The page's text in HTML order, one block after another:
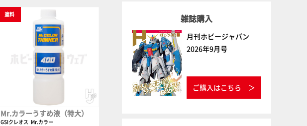
塗料
Mr.カラーうすめ液（特大）
GSIクレオス Mr.カラー
雑誌購入
月刊ホビージャパン
2026年9月号
ご購入はこちら